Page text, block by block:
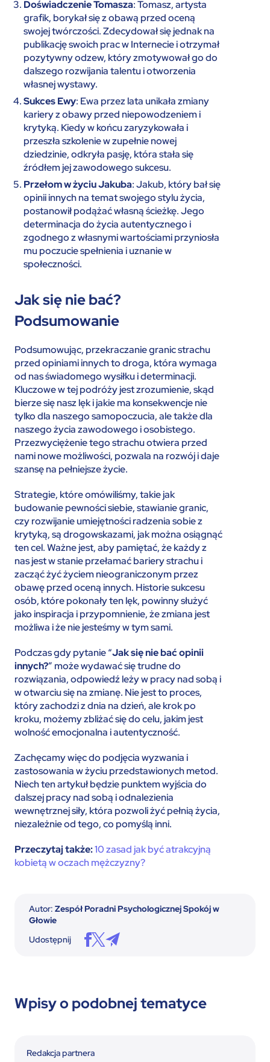
Doświadczenie Tomasza: Tomasz, artysta
grafik, borykał się z obawą przed oceną
swojej twórczości. Zdecydował się jednak na
publikację swoich prac w Internecie i otrzymał
pozytywny odzew, który zmotywował go do
dalszego rozwijania talentu i otworzenia
własnej wystawy.
Sukces Ewy: Ewa przez lata unikała zmiany
kariery z obawy przed niepowodzeniem i
krytyką. Kiedy w końcu zaryzykowała i
przeszła szkolenie w zupełnie nowej
dziedzinie, odkryła pasję, która stała się
źródłem jej zawodowego sukcesu.
Przełom w życiu Jakuba: Jakub, który bał się
opinii innych na temat swojego stylu życia,
postanowił podążać własną ścieżkę. Jego
determinacja do życia autentycznego i
zgodnego z własnymi wartościami przyniosła
mu poczucie spełnienia i uznanie w
społeczności.
Jak się nie bać?
Podsumowanie
Podsumowując, przekraczanie granic strachu
przed opiniami innych to droga, która wymaga
od nas świadomego wysiłku i determinacji.
Kluczowe w tej podróży jest zrozumienie, skąd
bierze się nasz lęk i jakie ma konsekwencje nie
tylko dla naszego samopoczucia, ale także dla
naszego życia zawodowego i osobistego.
Przezwyciężenie tego strachu otwiera przed
nami nowe możliwości, pozwala na rozwój i daje
szansę na pełniejsze życie.
Strategie, które omówiliśmy, takie jak
budowanie pewności siebie, stawianie granic,
czy rozwijanie umiejętności radzenia sobie z
krytyką, są drogowskazami, jak można osiągnąć
ten cel. Ważne jest, aby pamiętać, że każdy z
nas jest w stanie przełamać bariery strachu i
zacząć żyć życiem nieograniczonym przez
obawę przed oceną innych. Historie sukcesu
osób, które pokonały ten lęk, powinny służyć
jako inspiracja i przypomnienie, że zmiana jest
możliwa i że nie jesteśmy w tym sami.
Podczas gdy pytanie “Jak się nie bać opinii
innych?” może wydawać się trudne do
rozwiązania, odpowiedź leży w pracy nad sobą i
w otwarciu się na zmianę. Nie jest to proces,
który zachodzi z dnia na dzień, ale krok po
kroku, możemy zbliżać się do celu, jakim jest
wolność emocjonalna i autentyczność.
Zachęcamy więc do podjęcia wyzwania i
zastosowania w życiu przedstawionych metod.
Niech ten artykuł będzie punktem wyjścia do
dalszej pracy nad sobą i odnalezienia
wewnętrznej siły, która pozwoli żyć pełnią życia,
niezależnie od tego, co pomyślą inni.
Przeczytaj także:10 zasad jak być atrakcyjną
kobietą w oczach mężczyzny?
Autor: Zespół Poradni Psychologicznej Spokój w
Głowie
Udostępnij
Wpisy o podobnej tematyce
Redakcja partnera